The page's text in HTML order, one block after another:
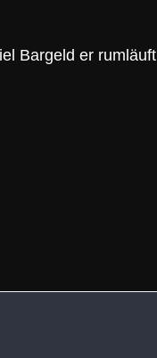
Bargeld er rumläuft